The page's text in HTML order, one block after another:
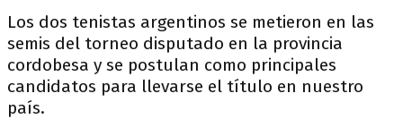
Los dos tenistas argentinos se metieron en las
semis del torneo disputado en la provincia
cordobesa y se postulan como principales
candidatos para llevarse el título en nuestro
país.